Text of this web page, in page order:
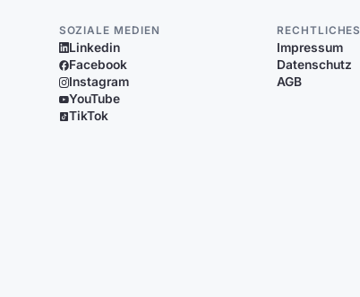
SOZIALE MEDIEN
Linkedin
Facebook
Instagram
YouTube
TikTok
RECHTLICHES
Impressum
Datenschutz
AGB